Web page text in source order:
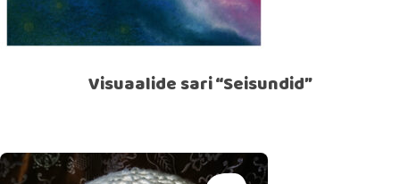
Visuaalide sari “Seisundid”